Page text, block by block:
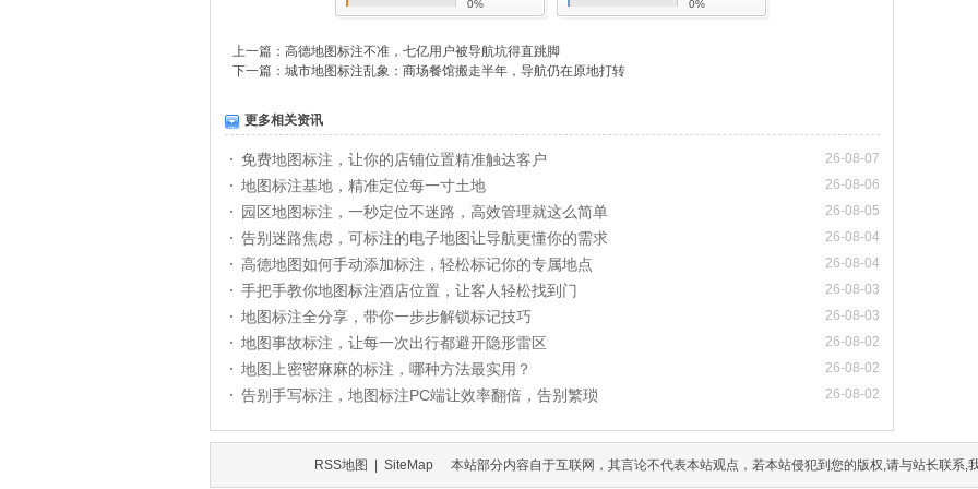
0% 0%
上一篇： 高德地图标注不准，七亿用户被导航坑得直跳脚
下一篇： 城市地图标注乱象：商场餐馆搬走半年，导航仍在原地打转
更多相关资讯
26-08-07
免费地图标注，让你的店铺位置精准触达客户
26-08-06
地图标注基地，精准定位每一寸土地
26-08-05
园区地图标注，一秒定位不迷路，高效管理就这么简单
26-08-04
告别迷路焦虑，可标注的电子地图让导航更懂你的需求
26-08-04
高德地图如何手动添加标注，轻松标记你的专属地点
26-08-03
手把手教你地图标注酒店位置，让客人轻松找到门
26-08-03
地图标注全分享，带你一步步解锁标记技巧
26-08-02
地图事故标注，让每一次出行都避开隐形雷区
26-08-02
地图上密密麻麻的标注，哪种方法最实用？
26-08-02
告别手写标注，地图标注PC端让效率翻倍，告别繁琐
RSS地图 SiteMap 本站部分内容自于互联网，其言论不代表本站观点，若本站侵犯到您的版权,请与站长联系,